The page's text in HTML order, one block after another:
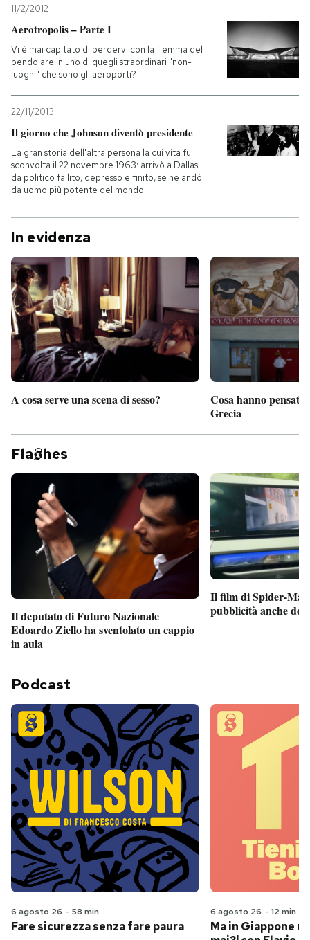
11/2/2012
Aerotropolis – Parte I
Vi è mai capitato di perdervi con la flemma del
pendolare in uno di quegli straordinari "non-
luoghi" che sono gli aeroporti?
22/11/2013
Il giorno che Johnson diventò presidente
La gran storia dell'altra persona la cui vita fu
sconvolta il 22 novembre 1963: arrivò a Dallas
da politico fallito, depresso e finito, se ne andò
da uomo più potente del mondo
In evidenza
A cosa serve una scena di sesso?
Cosa hanno pensato
Grecia
Fla hes
Il deputato di Futuro Nazionale
Edoardo Ziello ha sventolato un cappio
in aula
Il film di Spider-Man
pubblicità anche
Podcast
6 agosto 26 - 58 min
Fare sicurezza senza fare paura
6 agosto 26 - 12 min
Ma in Giappone